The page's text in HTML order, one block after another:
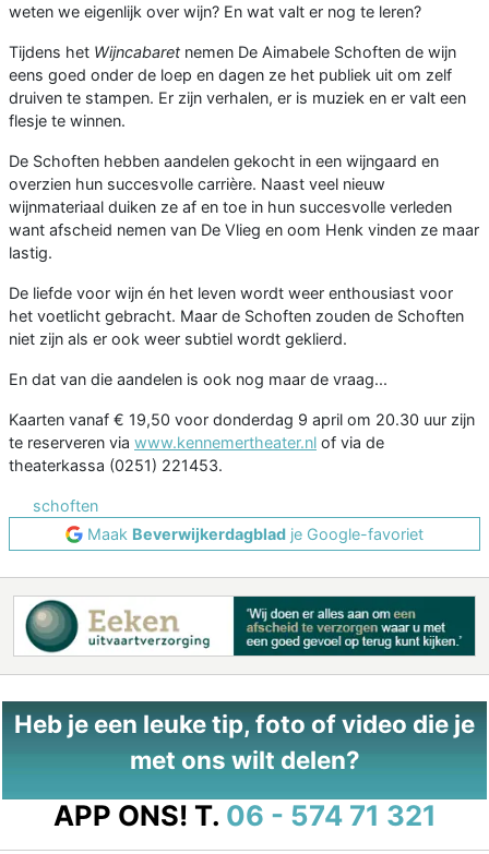
weten we eigenlijk over wijn? En wat valt er nog te leren?
Tijdens het Wijncabaret nemen De Aimabele Schoften de wijn
eens goed onder de loep en dagen ze het publiek uit om zelf
druiven te stampen. Er zijn verhalen, er is muziek en er valt een
flesje te winnen.
De Schoften hebben aandelen gekocht in een wijngaard en
overzien hun succesvolle carrière. Naast veel nieuw
wijnmateriaal duiken ze af en toe in hun succesvolle verleden
want afscheid nemen van De Vlieg en oom Henk vinden ze maar
lastig.
De liefde voor wijn én het leven wordt weer enthousiast voor
het voetlicht gebracht. Maar de Schoften zouden de Schoften
niet zijn als er ook weer subtiel wordt geklierd.
En dat van die aandelen is ook nog maar de vraag...
Kaarten vanaf € 19,50 voor donderdag 9 april om 20.30 uur zijn
te reserveren via www.kennemertheater.nl of via de
theaterkassa (0251) 221453.
schoften
Maak Beverwijkerdagblad je Google-favoriet
Heb je een leuke tip, foto of video die je
met ons wilt delen?
APP ONS! T. 06 - 574 71 321